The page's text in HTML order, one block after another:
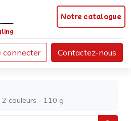
Notre catalogue
connecter Contactez-nous
2 couleurs - 110 g